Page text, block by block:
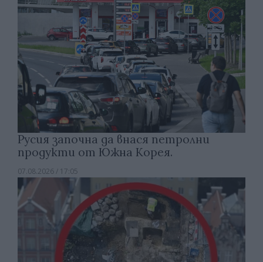
Русия започна да внася петролни
продукти от Южна Корея.
07.08.2026 / 17:05